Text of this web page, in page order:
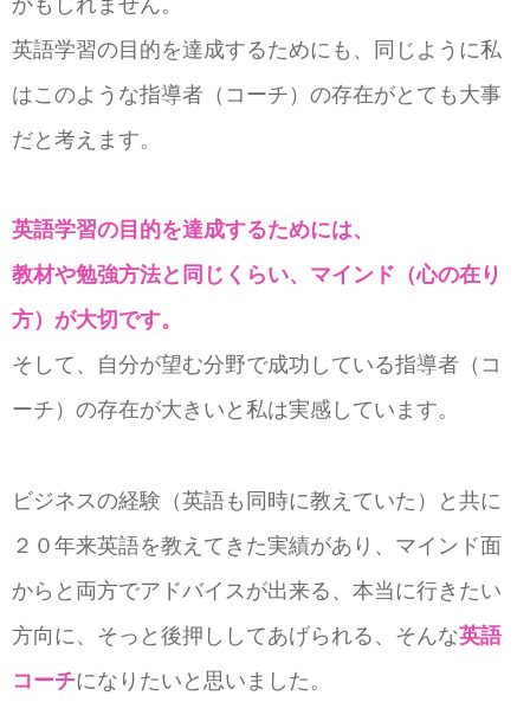
英語学習の目的を達成するためにも、同じように私
はこのような指導者（コーチ）の存在がとても大事
だと考えます。
英語学習の目的を達成するためには、
教材や勉強方法と同じくらい、マインド（心の在り
方）が大切です。
そして、自分が望む分野で成功している指導者（コ
ーチ）の存在が大きいと私は実感しています。
ビジネスの経験（英語も同時に教えていた）と共に
２０年来英語を教えてきた実績があり、マインド面
からと両方でアドバイスが出来る、本当に行きたい
方向に、そっと後押ししてあげられる、そんな英語
コーチになりたいと思いました。